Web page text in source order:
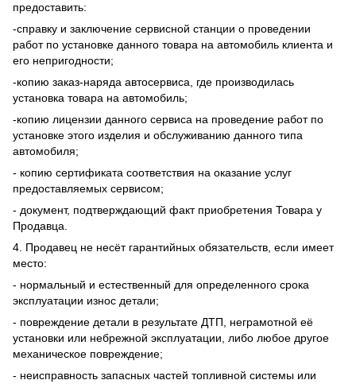
предоставить:
-справку и заключение сервисной станции о проведении
работ по установке данного товара на автомобиль клиента и
его непригодности;
-копию заказ-наряда автосервиса, где производилась
установка товара на автомобиль;
-копию лицензии данного сервиса на проведение работ по
установке этого изделия и обслуживанию данного типа
автомобиля;
- копию сертификата соответствия на оказание услуг
предоставляемых сервисом;
- документ, подтверждающий факт приобретения Товара у
Продавца.
4. Продавец не несёт гарантийных обязательств, если имеет
место:
- нормальный и естественный для определенного срока
эксплуатации износ детали;
- повреждение детали в результате ДТП, неграмотной её
установки или небрежной эксплуатации, либо любое другое
механическое повреждение;
- неисправность запасных частей топливной системы или